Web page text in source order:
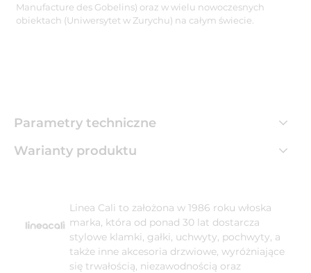
Manufacture des Gobelins) oraz w wielu nowoczesnych
obiektach (Uniwersytet w Zurychu) na całym świecie.
Parametry techniczne
Warianty produktu
Linea Cali to założona w 1986 roku włoska
marka, która od ponad 30 lat dostarcza
stylowe klamki, gałki, uchwyty, pochwyty, a
także inne akcesoria drzwiowe, wyróżniające
się trwałością, niezawodnością oraz